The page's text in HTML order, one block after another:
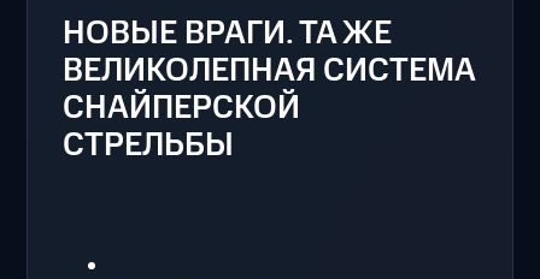
НОВЫЕ ВРАГИ. ТА ЖЕ
ВЕЛИКОЛЕПНАЯ СИСТЕМА
СНАЙПЕРСКОЙ
СТРЕЛЬБЫ